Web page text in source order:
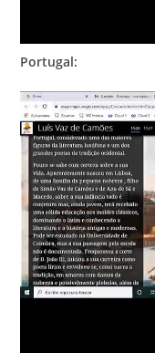
Portugal: